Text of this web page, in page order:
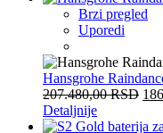
Brzi pregled
Uporedi
Hansgrohe
207.480,00RSD
Detaljnije